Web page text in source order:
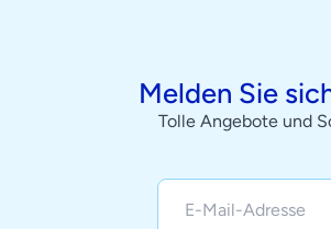
Melden Sie
Tolle Angebote und